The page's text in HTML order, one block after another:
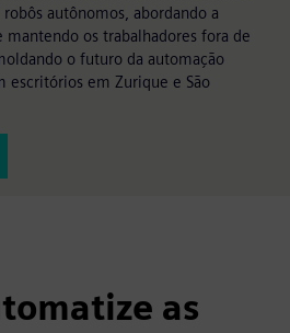
autônomos, abordando a
mantendo os trabalhadores fora de
o futuro da automação
escritórios em Zurique e São
as